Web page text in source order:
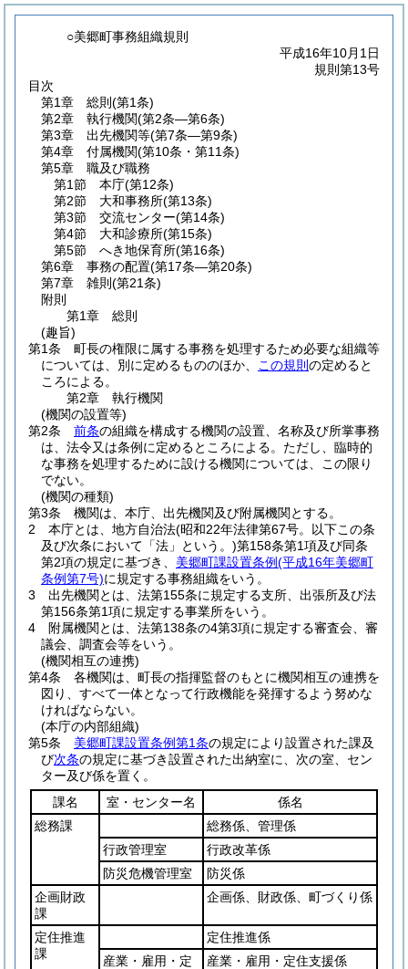
○美郷町事務組織規則
平成16年10月1日
規則第13号
目次
第1章
総則 (第1条)
第2章
執行機関(第2条―第6条)
第3章
出先機関等(第7条―第9条)
第4章
付属機関(第10条・第11条)
第5章
職及び職務
第1節
本庁(第12条)
第2節
大和事務所(第13条)
第3節
交流センター(第14条)
第4節
大和診療所(第15条)
第5節
へき地保育所(第16条)
第6章
事務の配置(第17条―第20条)
第7章
雑則 (第21条)
附則
第1章
総則
(趣旨)
第1条
町長の権限に属する事務を処理するため必要な組織等
については、別に定めるもののほか、
この規則 の定めると
ころによる。
第2章
執行機関
(機関の設置等)
第2条
前条の組織を構成する機関の設置、名称及び所掌事務
は、法令又は条例に定めるところによる。 ただし、臨時的
な事務を処理するために設ける機関については、この限り
でない。
(機関の種類)
第3条
機関は、本庁、出先機関及び附属機関とする。
2
本庁とは、地方自治法(昭和22年法律第67号。以下この条
及び次条において「法」という。)第158条第1項及び同条
第2項の規定に基づき、 美郷町課設置条例(平成16年美郷町
条例第7号)に規定する事務組織をいう。
3
出先機関とは、法第155条に規定する支所、出張所及び法
第156条第1項に規定する事業所をいう。
4
附属機関とは、法第138条の4第3項に規定する審査会、審
議会、調査会等をいう。
(機関相互の連携)
第4条
各機関は、町長の指揮監督のもとに機関相互の連携を
図り、すべて一体となって行政機能を発揮するよう努めな
ければならない。
(本庁の内部組織)
第5条
美郷町課設置条例第1条の規定により設置された課及
び次条の規定に基づき設置された出納室に、次の室、セン
ター及び係を置く。
課名
室・センター名
係名
総務課
総務係、管理係
行政管理室
行政改革係
防災危機管理室
防災係
企画財政
課
企画係、財政係、町づくり係
定住推進
課
定住推進係
産業・雇用・定
産業・雇用・定住支援係